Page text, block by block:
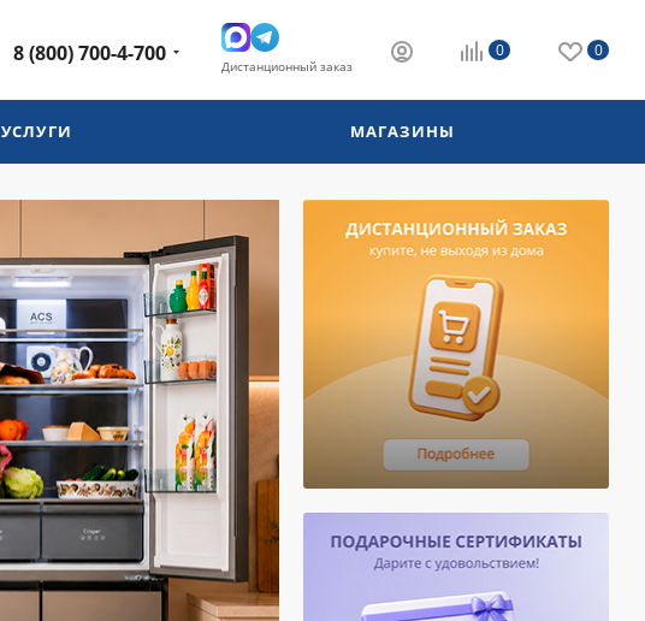
8 (800) 700-4-700 Дистанционный заказ
0 0
УСЛУГИ МАГАЗИНЫ